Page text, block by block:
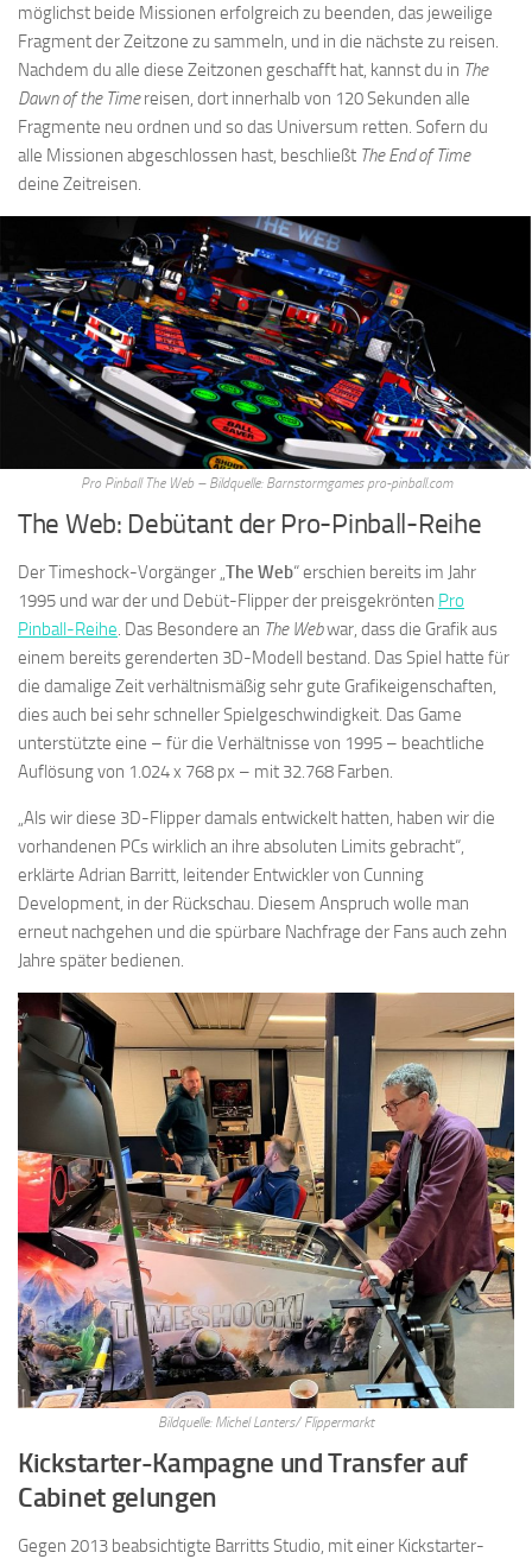
möglichst beide Missionen erfolgreich zu beenden, das jeweilige
Fragment der Zeitzone zu sammeln, und in die nächste zu reisen.
Nachdem du alle diese Zeitzonen geschafft hat, kannst du in The
Dawn of the Timereisen, dort innerhalb von 120 Sekunden alle
Fragmente neu ordnen und so das Universum retten. Sofern du
alle Missionen abgeschlossen hast, beschließt The End of Time
deine Zeitreisen.
Pro Pinball The Web – Bildquelle: Barnstormgames pro-pinball.com
The Web: Debütant der Pro-Pinball-Reihe
Der Timeshock-Vorgänger „The Web“ erschien bereits im Jahr
1995 und war der und Debüt-Flipper der preisgekrönten Pro
Pinball-Reihe. Das Besondere an The Webwar, dass die Grafik aus
einem bereits gerenderten 3D-Modell bestand. Das Spiel hatte für
die damalige Zeit verhältnismäßig sehr gute Grafikeigenschaften,
dies auch bei sehr schneller Spielgeschwindigkeit. Das Game
unterstützte eine – für die Verhältnisse von 1995 – beachtliche
Auflösung von 1.024 x 768 px – mit 32.768 Farben.
„Als wir diese 3D-Flipper damals entwickelt hatten, haben wir die
vorhandenen PCs wirklich an ihre absoluten Limits gebracht“,
erklärte Adrian Barritt, leitender Entwickler von Cunning
Development, in der Rückschau. Diesem Anspruch wolle man
erneut nachgehen und die spürbare Nachfrage der Fans auch zehn
Jahre später bedienen.
Bildquelle: Michel Lanters/ Flippermarkt
Kickstarter-Kampagne und Transfer auf
Cabinet gelungen
Gegen 2013 beabsichtigte Barritts Studio, mit einer Kickstarter-